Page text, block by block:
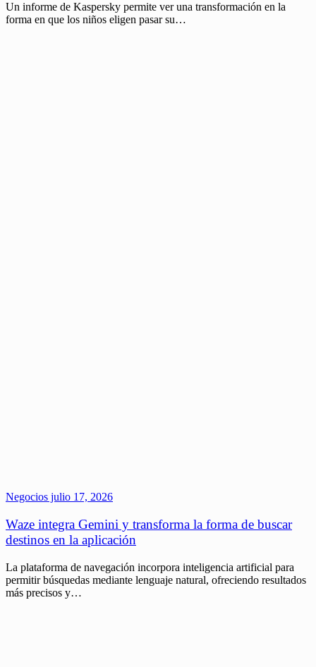
Un informe de Kaspersky permite ver una transformación en la
forma en que los niños eligen pasar su…
Negocios julio 17, 2026
Waze integra Gemini y transforma la forma de buscar
destinos en la aplicación
La plataforma de navegación incorpora inteligencia artificial para
permitir búsquedas mediante lenguaje natural, ofreciendo resultados
más precisos y…